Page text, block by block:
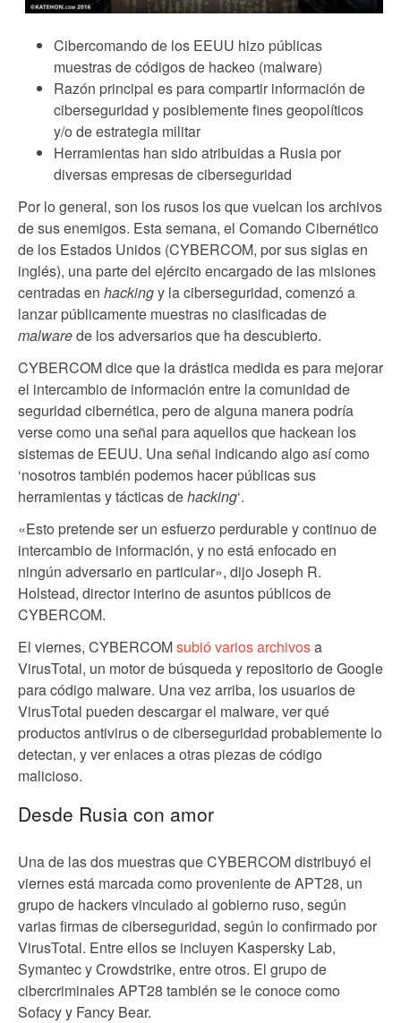
Cibercomando de los EEUU hizo públicas
muestras de códigos de hackeo (malware)
Razón principal es para compartir información de
ciberseguridad y posiblemente fines geopolíticos
y/o de estrategia militar
Herramientas han sido atribuidas a Rusia por
diversas empresas de ciberseguridad
Por lo general, son los rusos los que vuelcan los archivos
de sus enemigos. Esta semana, el Comando Cibernético
de los Estados Unidos (CYBERCOM, por sus siglas en
inglés), una parte del ejército encargado de las misiones
centradas en hackingy la ciberseguridad, comenzó a
lanzar públicamente muestras no clasificadas de
malwarede los adversarios que ha descubierto.
CYBERCOM dice que la drástica medida es para mejorar
el intercambio de información entre la comunidad de
seguridad cibernética, pero de alguna manera podría
verse como una señal para aquellos que hackean los
sistemas de EEUU. Una señal indicando algo así como
‘nosotros también podemos hacer públicas sus
herramientas y tácticas dehacking‘.
«Esto pretende ser un esfuerzo perdurable y continuo de
intercambio de información, y no está enfocado en
ningún adversario en particular», dijo Joseph R.
Holstead, director interino de asuntos públicos de
CYBERCOM.
El viernes, CYBERCOMsubió varios archivosa
VirusTotal, un motor de búsqueda y repositorio de Google
para código malware. Una vez arriba, los usuarios de
VirusTotal pueden descargar el malware, ver qué
productos antivirus o de ciberseguridad probablemente lo
detectan, y ver enlaces a otras piezas de código
malicioso.
Desde Rusia con amor
Una de las dos muestras que CYBERCOM distribuyó el
viernes está marcada como proveniente de APT28, un
grupo de hackers vinculado al gobierno ruso, según
varias firmas de ciberseguridad, según lo confirmado por
VirusTotal. Entre ellos se incluyen Kaspersky Lab,
Symantec y Crowdstrike, entre otros. El grupo de
cibercriminales APT28 también se le conoce como
Sofacy y Fancy Bear.